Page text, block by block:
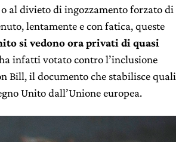
al divieto di ingozzamento forzato di
lentamente e con fatica, queste
si vedono ora privati di quasi
infatti votato contro l’inclusione
Bill, il documento che stabilisce quali
Unito dall’Unione europea.